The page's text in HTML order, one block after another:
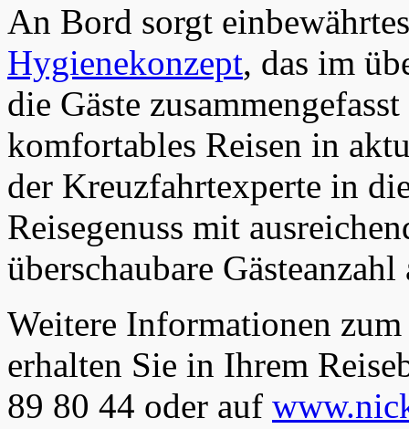
An Bord sorgt
Hygienekonzept, das im
die Gäste
komfortables Reisen in
der Kreuzfahrtexperte in
Reisegenuss mit
überschaubare
Weitere Informationen
erhalten Sie in Ihrem
89 80 44 oder auf